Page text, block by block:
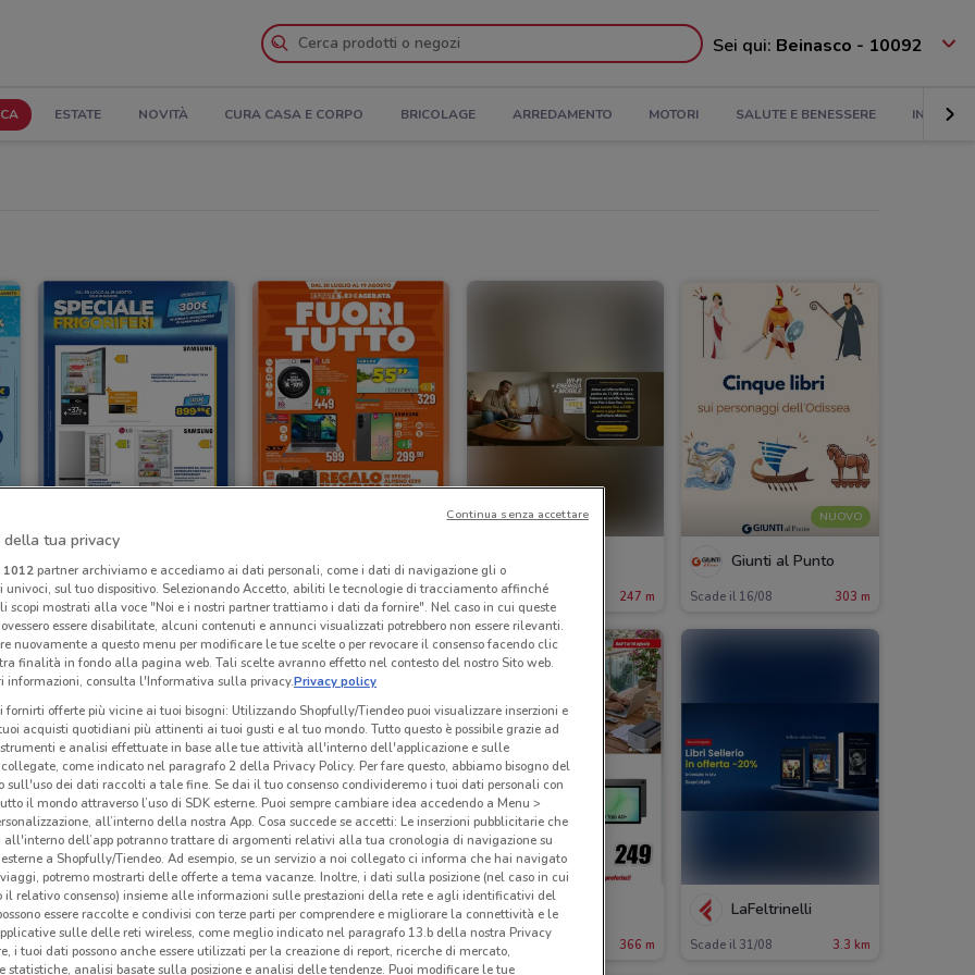
Sei qui: Beinasco - 10092
ESTATE NOVITÀ CURA CASA E CORPO BRICOLAGE ARREDAMENTO MOTORI SALUTE E BENESSERE INFANZIA
Euronics
Scade il 19/08 3.3 km
Expert
Scade il 19/08 5.4 km Scade il 27/08 247 m
NUOVO
Giunti al Punto
Scade il 16/08 303 m
NUOVO
Gamelife
Scade il 12/11 328 m
-2 GIORNI
MediaWorld
Scade domenica 366 m
MediaWorld
Scade il 14/08 366 m
LaFeltrinelli
Scade il 31/08 3.3 km
della tua privacy
1012partner archiviamo e accediamo ai dati personali, come i dati di navigazione gli o
sul tuo dispositivo. Selezionando Accetto, abiliti le tecnologie di tracciamento affinché
scopi mostrati alla voce "Noi e i nostri partner trattiamo i dati da fornire". Nel caso in cui queste
essere disabilitate, alcuni contenuti e annunci visualizzati potrebbero non essere rilevanti.
nuovamente a questo menu per modificare le tue scelte o per revocare il consenso facendo clic
finalità in fondo alla pagina web. Tali scelte avranno effetto nel contesto del nostro Sito web.
informazioni, consulta l'Informativa sulla privacy.Privacy policy
fornirti offerte più vicine ai tuoi bisogni: Utilizzando Shopfully/Tiendeo puoi visualizzare inserzioni e
acquisti quotidiani più attinenti ai tuoi gusti e al tuo mondo. Tutto questo è possibile grazie ad
e analisi effettuate in base alle tue attività all'interno dell'applicazione e sulle
come indicato nel paragrafo 2 della Privacy Policy. Per fare questo, abbiamo bisogno del
sull'uso dei dati raccolti a tale fine. Se dai il tuo consenso condivideremo i tuoi dati personali con
il mondo attraverso l’uso di SDK esterne. Puoi sempre cambiare idea accedendo a Menu >
all’interno della nostra App. Cosa succede se accetti: Le inserzioni pubblicitarie che
all'interno dell’app potranno trattare di argomenti relativi alla tua cronologia di navigazione su
a Shopfully/Tiendeo. Ad esempio, se un servizio a noi collegato ci informa che hai navigato
potremo mostrarti delle offerte a tema vacanze. Inoltre, i dati sulla posizione (nel caso in cui
il relativo consenso) insieme alle informazioni sulle prestazioni della rete e agli identificativi del
essere raccolte e condivisi con terze parti per comprendere e migliorare la connettività e le
sulle delle reti wireless, come meglio indicato nel paragrafo 13.b della nostra Privacy
i tuoi dati possono anche essere utilizzati per la creazione di report, ricerche di mercato,
statistiche, analisi basate sulla posizione e analisi delle tendenze. Puoi modificare le tue
Continua senza accettare